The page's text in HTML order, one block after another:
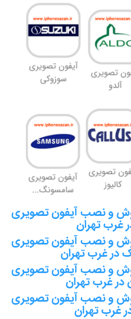
و نصب آیفون تصویری
غرب تهران
و نصب آیفون تصویری
در غرب تهران
و نصب آیفون تصویری
در غرب تهران
و نصب آیفون تصویری
غرب تهران